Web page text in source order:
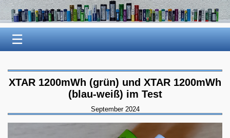
☰
XTAR 1200mWh (grün) und XTAR 1200mWh
(blau-weiß) im Test
September 2024